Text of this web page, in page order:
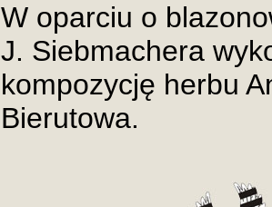
W oparciu o
J. Siebmachera
kompozycję herbu
Bierutowa.